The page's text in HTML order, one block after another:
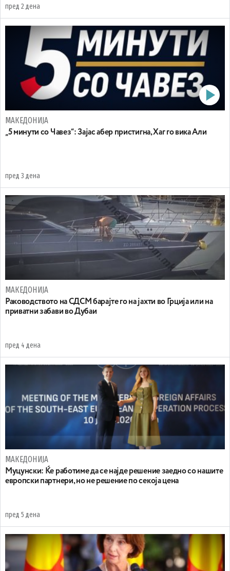
пред 2 дена
МАКЕДОНИЈА
„5 минути со Чавез“: Зајас абер пристигна, Хаг го вика Али
пред 3 дена
МАКЕДОНИЈА
Раководството на СДСМ барајте го на јахти во Грција или на
приватни забави во Дубаи
пред 4 дена
МАКЕДОНИЈА
Муцунски: Ќе работиме да се најде решение заедно со нашите
европски партнери, но не решение по секоја цена
пред 5 дена